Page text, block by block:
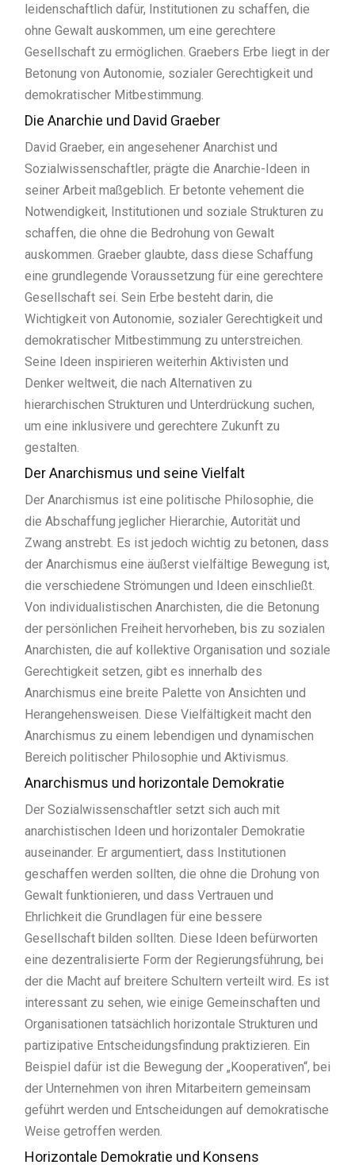
leidenschaftlich dafür, Institutionen zu schaffen, die
ohne Gewalt auskommen, um eine gerechtere
Gesellschaft zu ermöglichen. Graebers Erbe liegt in der
Betonung von Autonomie, sozialer Gerechtigkeit und
demokratischer Mitbestimmung.
Die Anarchie und David Graeber
David Graeber, ein angesehener Anarchist und
Sozialwissenschaftler, prägte die Anarchie-Ideen in
seiner Arbeit maßgeblich. Er betonte vehement die
Notwendigkeit, Institutionen und soziale Strukturen zu
schaffen, die ohne die Bedrohung von Gewalt
auskommen. Graeber glaubte, dass diese Schaffung
eine grundlegende Voraussetzung für eine gerechtere
Gesellschaft sei. Sein Erbe besteht darin, die
Wichtigkeit von Autonomie, sozialer Gerechtigkeit und
demokratischer Mitbestimmung zu unterstreichen.
Seine Ideen inspirieren weiterhin Aktivisten und
Denker weltweit, die nach Alternativen zu
hierarchischen Strukturen und Unterdrückung suchen,
um eine inklusivere und gerechtere Zukunft zu
gestalten.
Der Anarchismus und seine Vielfalt
Der Anarchismus ist eine politische Philosophie, die
die Abschaffung jeglicher Hierarchie, Autorität und
Zwang anstrebt. Es ist jedoch wichtig zu betonen, dass
der Anarchismus eine äußerst vielfältige Bewegung ist,
die verschiedene Strömungen und Ideen einschließt.
Von individualistischen Anarchisten, die die Betonung
der persönlichen Freiheit hervorheben, bis zu sozialen
Anarchisten, die auf kollektive Organisation und soziale
Gerechtigkeit setzen, gibt es innerhalb des
Anarchismus eine breite Palette von Ansichten und
Herangehensweisen. Diese Vielfältigkeit macht den
Anarchismus zu einem lebendigen und dynamischen
Bereich politischer Philosophie und Aktivismus.
Anarchismus und horizontale Demokratie
Der Sozialwissenschaftler setzt sich auch mit
anarchistischen Ideen und horizontaler Demokratie
auseinander. Er argumentiert, dass Institutionen
geschaffen werden sollten, die ohne die Drohung von
Gewalt funktionieren, und dass Vertrauen und
Ehrlichkeit die Grundlagen für eine bessere
Gesellschaft bilden sollten. Diese Ideen befürworten
eine dezentralisierte Form der Regierungsführung, bei
der die Macht auf breitere Schultern verteilt wird. Es ist
interessant zu sehen, wie einige Gemeinschaften und
Organisationen tatsächlich horizontale Strukturen und
partizipative Entscheidungsfindung praktizieren. Ein
Beispiel dafür ist die Bewegung der „Kooperativen“, bei
der Unternehmen von ihren Mitarbeitern gemeinsam
geführt werden und Entscheidungen auf demokratische
Weise getroffen werden.
Horizontale Demokratie und Konsens